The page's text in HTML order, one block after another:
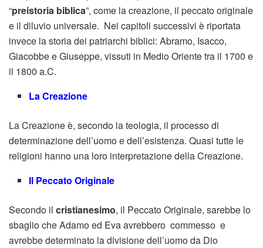
“preistoria biblica”, come la creazione, il peccato originale
e il diluvio universale. Nei capitoli successivi è riportata
invece la storia dei patriarchi biblici: Abramo, Isacco,
Giacobbe e Giuseppe, vissuti in Medio Oriente tra il 1700 e
il 1800 a.C.
La Creazione
La Creazione è, secondo la teologia, il processo di
determinazione dell’uomo e dell’esistenza. Quasi tutte le
religioni hanno una loro interpretazione della Creazione.
Il Peccato Originale
Secondo il cristianesimo, il Peccato Originale, sarebbe lo
sbaglio che Adamo ed Eva avrebbero commesso e
avrebbe determinato la divisione dell’uomo da Dio